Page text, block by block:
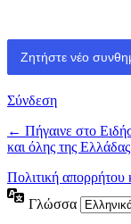
Σύνδεση
← Πήγαινε στο
και όλης της Ελλάδας
Πολιτική απορρήτου
Γλώσσα